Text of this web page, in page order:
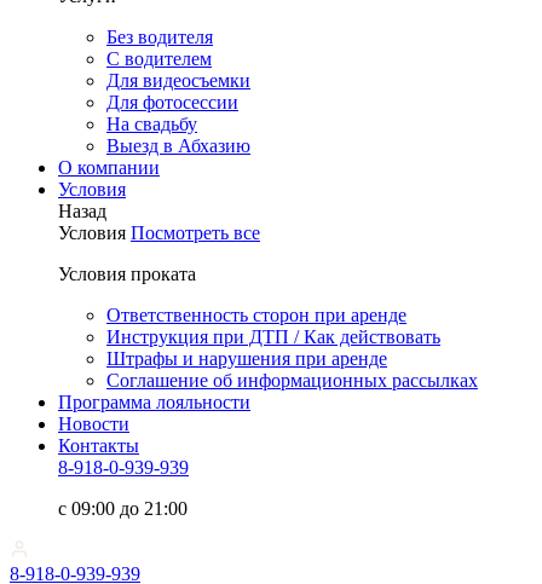
Без водителя
С водителем
Для видеосъемки
Для фотосессии
На свадьбу
Выезд в Абхазию
О компании
Условия
Назад
Условия Посмотреть все
Условия проката
Ответственность сторон при аренде
Инструкция при ДТП / Как действовать
Штрафы и нарушения при аренде
Соглашение об информационных рассылках
Программа лояльности
Новости
Контакты
8-918-0-939-939
с 09:00 до 21:00
8-918-0-939-939